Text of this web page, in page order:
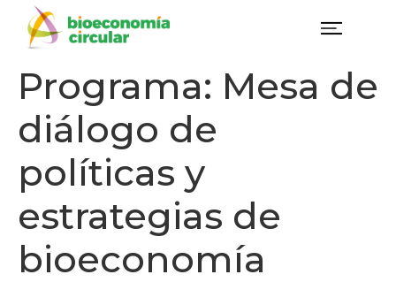
Programa: Mesa de
diálogo de
políticas y
estrategias de
bioeconomía